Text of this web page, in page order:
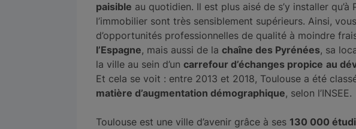
paisible au quotidien. Il est plus aisé de s’y installer qu’à
l’immobilier sont très sensiblement supérieurs. Ainsi,
d’opportunités professionnelles de qualité à moindre
l’Espagne, mais aussi de la chaîne des Pyrénées, sa
la ville au sein d’un carrefour d’échanges propice au
Et cela se voit : entre 2013 et 2018, Toulouse a été
matière d’augmentation démographique, selon l’INSEE.
Toulouse est une ville d’avenir grâce à ses 130 000